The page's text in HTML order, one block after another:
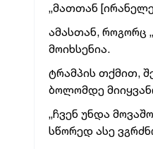
„მათთან
ამასთან, როგორც
მოიხსენია.
ტრამპის თქმით,
ბოლომდე
„ჩვენ უნდა
სწორედ ასე